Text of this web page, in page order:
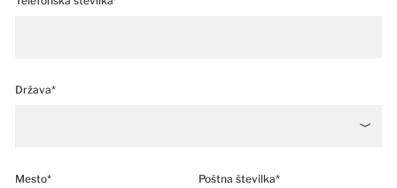
Država*
Mesto* Poštna številka*